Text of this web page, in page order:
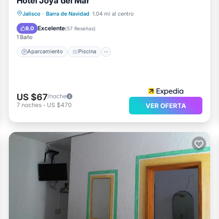
Jalisco · Barra de Navidad 1.04 mi al centro
8.0 Excelente(57 Reseñas)
1 Baño
Aparcamiento Piscina
Aparcamiento
Piscina
Balcón/Terraza
US $67/noche
7 noches - US $470 VER OFERTA